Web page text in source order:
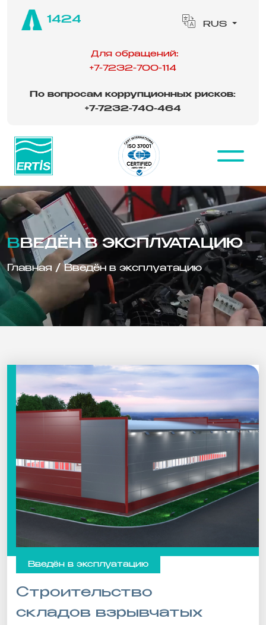
1424 RUS
Для обращений:
+7-7232-700-114
По вопросам коррупционных рисков:
+7-7232-740-464
ВВЕДЁН В ЭКСПЛУАТАЦИЮ
Главная / Введён в эксплуатацию
Введён в эксплуатацию
Строительство
складов взрывчатых